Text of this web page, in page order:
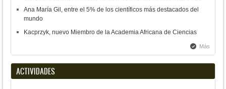
Ana María Gil, entre el 5% de los científicos más destacados del
mundo
Kacprzyk, nuevo Miembro de la Academia Africana de Ciencias
Más
ACTIVIDADES